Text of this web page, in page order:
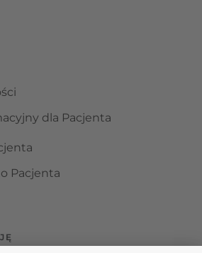
dla Pacjenta
Pacjenta